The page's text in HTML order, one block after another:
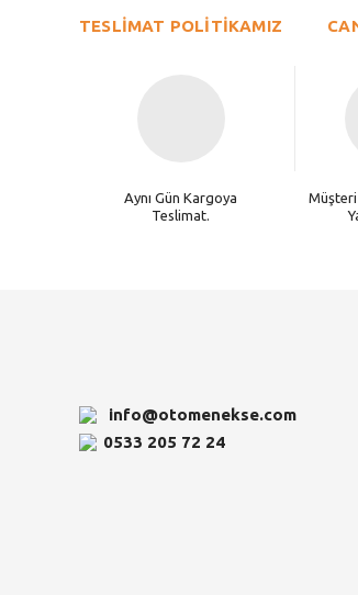
TESLİMAT POLİTİKAMIZ
Aynı Gün Kargoya
Teslimat.
info@otomenekse.com
0533 205 72 24